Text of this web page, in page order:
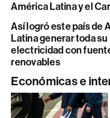
América Latina y el
Así logró este país de
Latina generar toda su
electricidad con
renovables
Económicas e